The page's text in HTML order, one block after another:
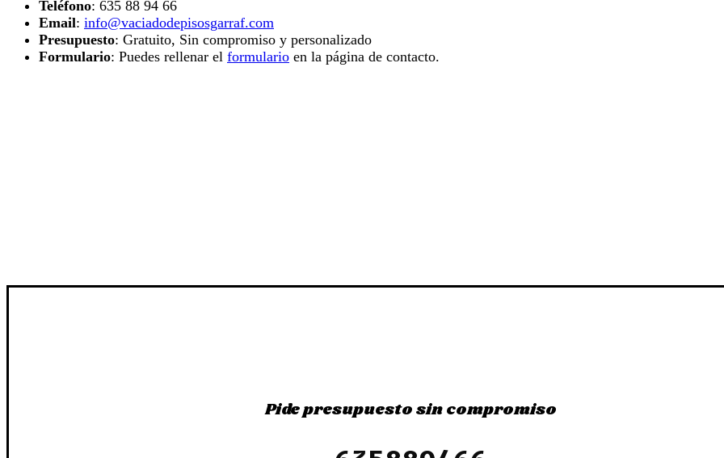
Teléfono: 635 88 94 66
Email: info@vaciadodepisosgarraf.com
Presupuesto: Gratuito, Sin compromiso y personalizado
Formulario: Puedes rellenar el formulario en la página de contacto.
Pide presupuesto sin compromiso